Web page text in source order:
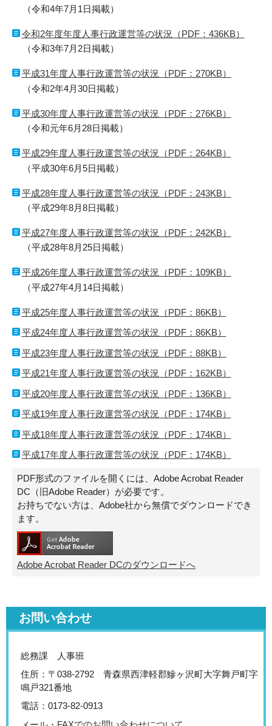
（令和4年7月1日掲載）
令和2年度年度人事行政運営等の状況（PDF：436KB）
（令和3年7月2日掲載）
平成31年度人事行政運営等の状況（PDF：270KB）
（令和2年4月30日掲載）
平成30年度人事行政運営等の状況（PDF：276KB）
（令和元年6月28日掲載）
平成29年度人事行政運営等の状況（PDF：264KB）
（平成30年6月5日掲載）
平成28年度人事行政運営等の状況（PDF：243KB）
（平成29年8月8日掲載）
平成27年度人事行政運営等の状況（PDF：242KB）
（平成28年8月25日掲載）
平成26年度人事行政運営等の状況（PDF：109KB）
（平成27年4月14日掲載）
平成25年度人事行政運営等の状況（PDF：86KB）
平成24年度人事行政運営等の状況（PDF：86KB）
平成23年度人事行政運営等の状況（PDF：88KB）
平成21年度人事行政運営等の状況（PDF：162KB）
平成20年度人事行政運営等の状況（PDF：136KB）
平成19年度人事行政運営等の状況（PDF：174KB）
平成18年度人事行政運営等の状況（PDF：174KB）
平成17年度人事行政運営等の状況（PDF：174KB）
PDF形式のファイルを開くには、Adobe Acrobat Reader
DC（旧Adobe Reader）が必要です。
お持ちでない方は、Adobe社から無償でダウンロードでき
ます。
Adobe Acrobat Reader DCのダウンロードへ
お問い合わせ
総務課 人事班
住所：〒038-2792 青森県西津軽郡鰺ヶ沢町大字舞戸町字
鳴戸321番地
電話：0173-82-0913